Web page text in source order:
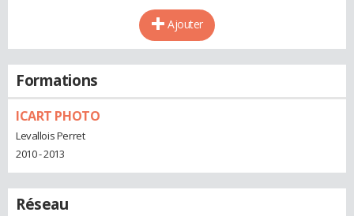
Ajouter
Formations
ICART PHOTO
Levallois Perret
2010 - 2013
Réseau